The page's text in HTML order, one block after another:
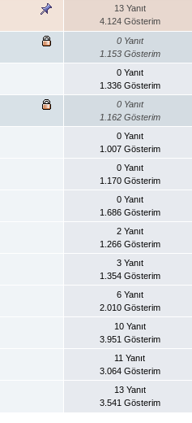
13 Yanıt
4.124 Gösterim
0 Yanıt
1.153 Gösterim
0 Yanıt
1.336 Gösterim
0 Yanıt
1.162 Gösterim
0 Yanıt
1.007 Gösterim
0 Yanıt
1.170 Gösterim
0 Yanıt
1.686 Gösterim
2 Yanıt
1.266 Gösterim
3 Yanıt
1.354 Gösterim
6 Yanıt
2.010 Gösterim
10 Yanıt
3.951 Gösterim
11 Yanıt
3.064 Gösterim
13 Yanıt
3.541 Gösterim